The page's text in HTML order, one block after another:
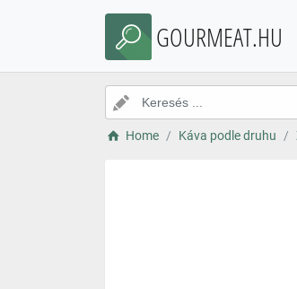
GOURMEAT.HU
Home Káva podle druhu